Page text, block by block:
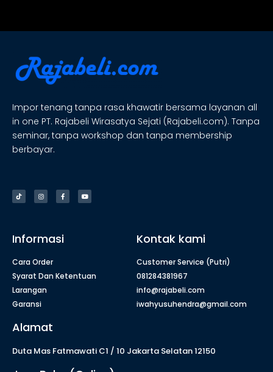
Impor tenang tanpa rasa khawatir bersama layanan all
in one PT. Rajabeli Wirasatya Sejati (Rajabeli.com). Tanpa
seminar, tanpa workshop dan tanpa membership
berbayar.
Informasi
Cara Order
Syarat Dan Ketentuan
Larangan
Garansi
Kontak kami
Customer Service (Putri)
081284381967
info@rajabeli.com
iwahyusuhendra@gmail.com
Alamat
Duta Mas Fatmawati C1 / 10 Jakarta Selatan 12150